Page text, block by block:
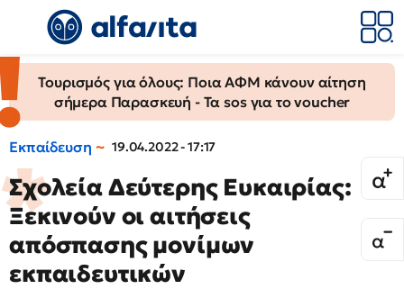
Τουρισμός για όλους: Ποια ΑΦΜ κάνουν αίτηση
σήμερα Παρασκευή - Τα sos για το voucher
Εκπαίδευση 19.04.2022 - 17:17
Σχολεία Δεύτερης Ευκαιρίας:
Ξεκινούν οι αιτήσεις
απόσπασης μονίμων
εκπαιδευτικών